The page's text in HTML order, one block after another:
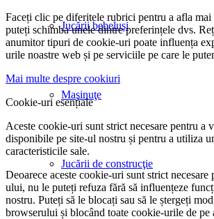
Jucării bebeluşi
Maşinuţe
Jucării de construcţie
Faceți clic pe diferitele rubrici pentru a afla mai
puteți schimba unele dintre preferințele dvs.
anumitor tipuri de cookie-uri poate influența
urile noastre web și pe serviciile pe care le
Mai multe despre cookiuri
Cookie-uri esențiale
Aceste cookie-uri sunt strict necesare pentru a
disponibile pe site-ul nostru și pentru a utiliza
caracteristicile sale.
Deoarece aceste cookie-uri sunt strict necesare
ului, nu le puteți refuza fără să influențeze
nostru. Puteți să le blocați sau să le ștergeți
browserului și blocând toate cookie-urile de pe